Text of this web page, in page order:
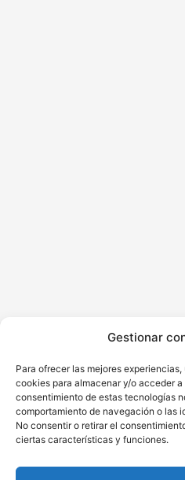
Gestionar
Para ofrecer las mejores
cookies para almacenar y/o acceder
consentimiento de estas tecnologías
comportamiento de navegación o las
No consentir o retirar el
ciertas características y funciones.
Aviso Legal